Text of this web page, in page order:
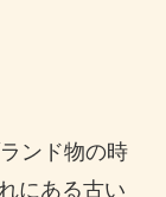
ンド物の時
にある古い